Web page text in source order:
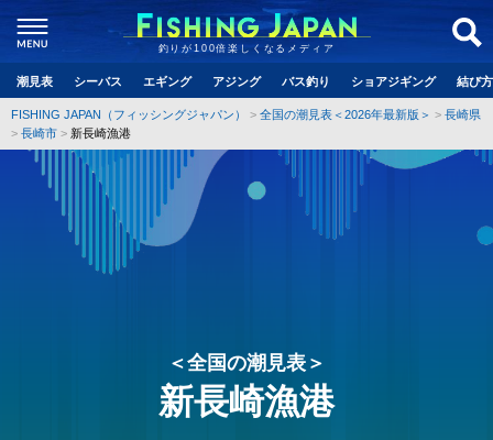
釣りが100倍楽しくなるメディア
潮見表 シーバス エギング アジング バス釣り ショアジギング 結び
FISHING JAPAN（フィッシングジャパン） 全国の潮見表＜2026年最新版＞
長崎県
長崎市
新長崎漁港
＜全国の潮見表＞
新長崎漁港